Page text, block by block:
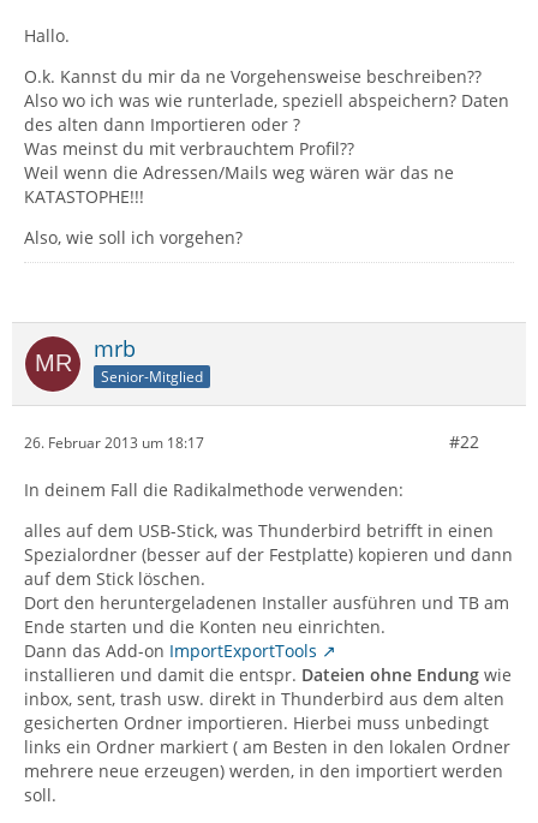
Hallo.
O.k. Kannst du mir da ne Vorgehensweise beschreiben??
Also wo ich was wie runterlade, speziell abspeichern? Daten
des alten dann Importieren oder ?
Was meinst du mit verbrauchtem Profil??
Weil wenn die Adressen/Mails weg wären wär das ne
KATASTOPHE!!!
Also, wie soll ich vorgehen?
mrb
Senior-Mitglied
26. Februar 2013 um 18:17 #22
In deinem Fall die Radikalmethode verwenden:
alles auf dem USB-Stick, was Thunderbird betrifft in einen
Spezialordner (besser auf der Festplatte) kopieren und dann
auf dem Stick löschen.
Dort den heruntergeladenen Installer ausführen und TB am
Ende starten und die Konten neu einrichten.
Dann das Add-on ImportExportTools
installieren und damit die entspr. Dateien ohne Endung wie
inbox, sent, trash usw. direkt in Thunderbird aus dem alten
gesicherten Ordner importieren. Hierbei muss unbedingt
links ein Ordner markiert ( am Besten in den lokalen Ordner
mehrere neue erzeugen) werden, in den importiert werden
soll.